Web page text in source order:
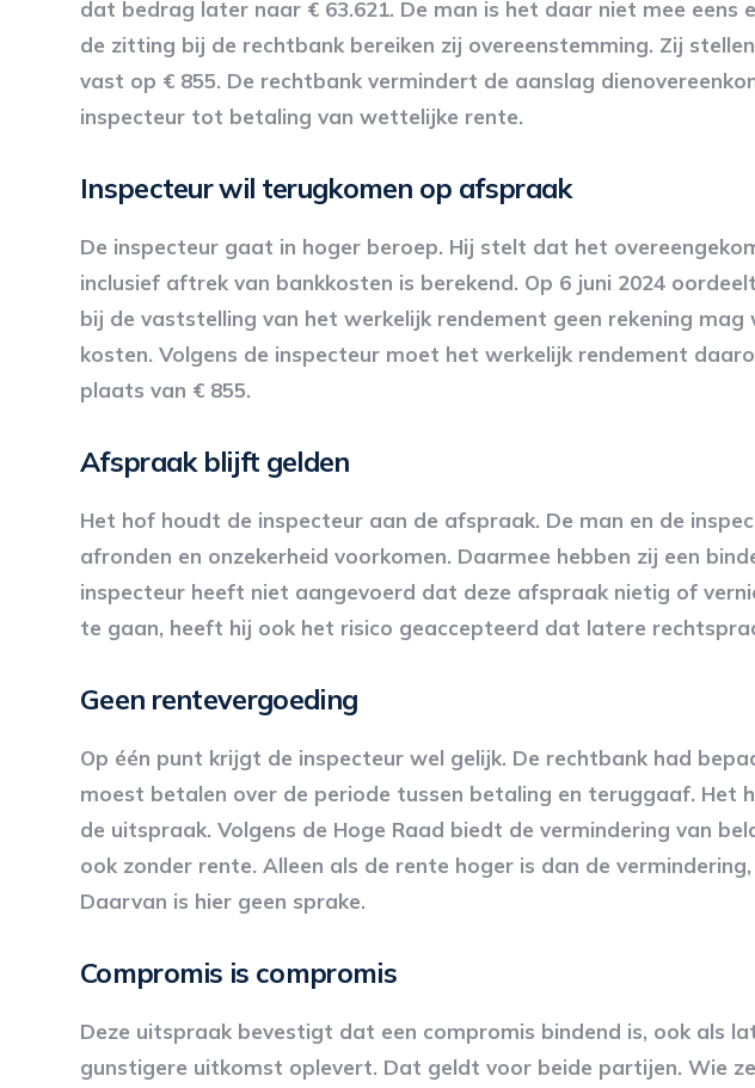
dat bedrag later naar € 63.621. De man is het daar niet mee eens
de zitting bij de rechtbank bereiken zij overeenstemming. Zij
vast op € 855. De rechtbank vermindert de aanslag
inspecteur tot betaling van wettelijke rente.
Inspecteur wil terugkomen op afspraak
De inspecteur gaat in hoger beroep. Hij stelt dat het
inclusief aftrek van bankkosten is berekend. Op 6 juni 2024
bij de vaststelling van het werkelijk rendement geen rekening mag
kosten. Volgens de inspecteur moet het werkelijk rendement
plaats van € 855.
Afspraak blijft gelden
Het hof houdt de inspecteur aan de afspraak. De man en de
afronden en onzekerheid voorkomen. Daarmee hebben zij een
inspecteur heeft niet aangevoerd dat deze afspraak nietig of
te gaan, heeft hij ook het risico geaccepteerd dat latere
Geen rentevergoeding
Op één punt krijgt de inspecteur wel gelijk. De rechtbank had
moest betalen over de periode tussen betaling en teruggaaf. Het
de uitspraak. Volgens de Hoge Raad biedt de vermindering van
ook zonder rente. Alleen als de rente hoger is dan de
Daarvan is hier geen sprake.
Compromis is compromis
Deze uitspraak bevestigt dat een compromis bindend is, ook als
gunstigere uitkomst oplevert. Dat geldt voor beide partijen. Wie